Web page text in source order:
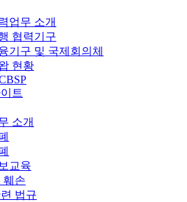
업무 소개
협력기구
기구 및 국제회의체
현황
트
소개
교육
훼손
법규